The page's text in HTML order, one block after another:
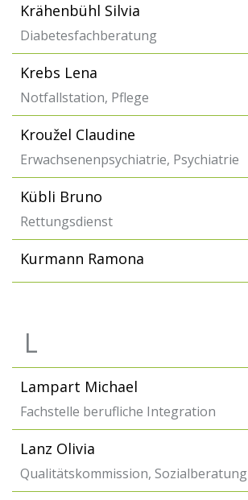
Krähenbühl Silvia
Diabetesfachberatung
Krebs Lena
Notfallstation, Pflege
Kroužel Claudine
Erwachsenenpsychiatrie, Psychiatrie
Kübli Bruno
Rettungsdienst
Kurmann Ramona
L
Lampart Michael
Fachstelle berufliche Integration
Lanz Olivia
Qualitätskommission, Sozialberatung